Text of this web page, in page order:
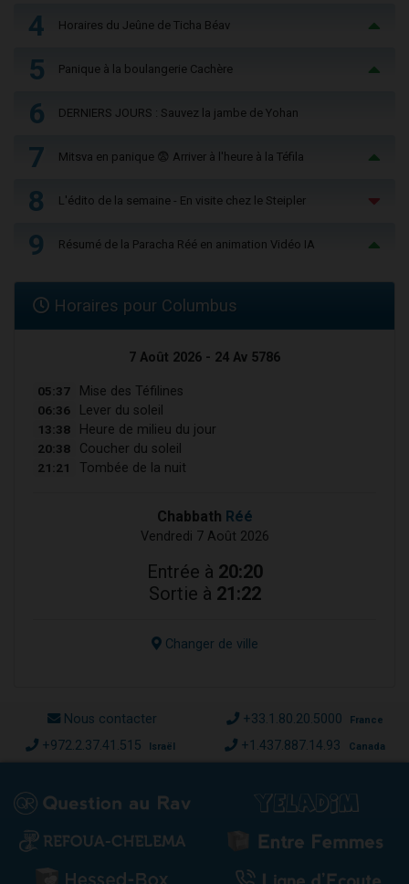
4 Horaires du Jeûne de Ticha Béav
5 Panique à la boulangerie Cachère
6 DERNIERS JOURS : Sauvez la jambe de Yohan
7 Mitsva en panique 😨 Arriver à l'heure à la Téfila
8 L'édito de la semaine - En visite chez le Steipler
9 Résumé de la Paracha Réé en animation Vidéo IA
Horaires pour Columbus
7 Août 2026 - 24 Av 5786
05:37 Mise des Téfilines
06:36 Lever du soleil
13:38 Heure de milieu du jour
20:38 Coucher du soleil
21:21 Tombée de la nuit
Chabbath Réé
Vendredi 7 Août 2026
Entrée à 20:20
Sortie à 21:22
Changer de ville
Nous contacter +33.1.80.20.5000 France
+972.2.37.41.515 Israël +1.437.887.14.93 Canada